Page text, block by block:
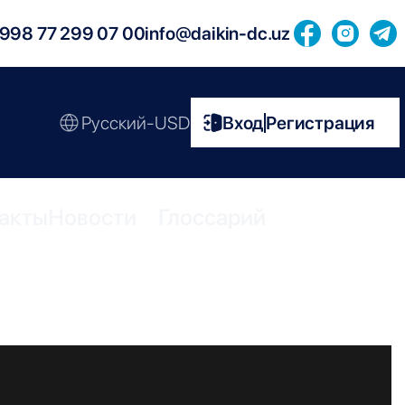
77 299 07 00info@daikin-dc.uz
Русский-USD ВходРегистрация